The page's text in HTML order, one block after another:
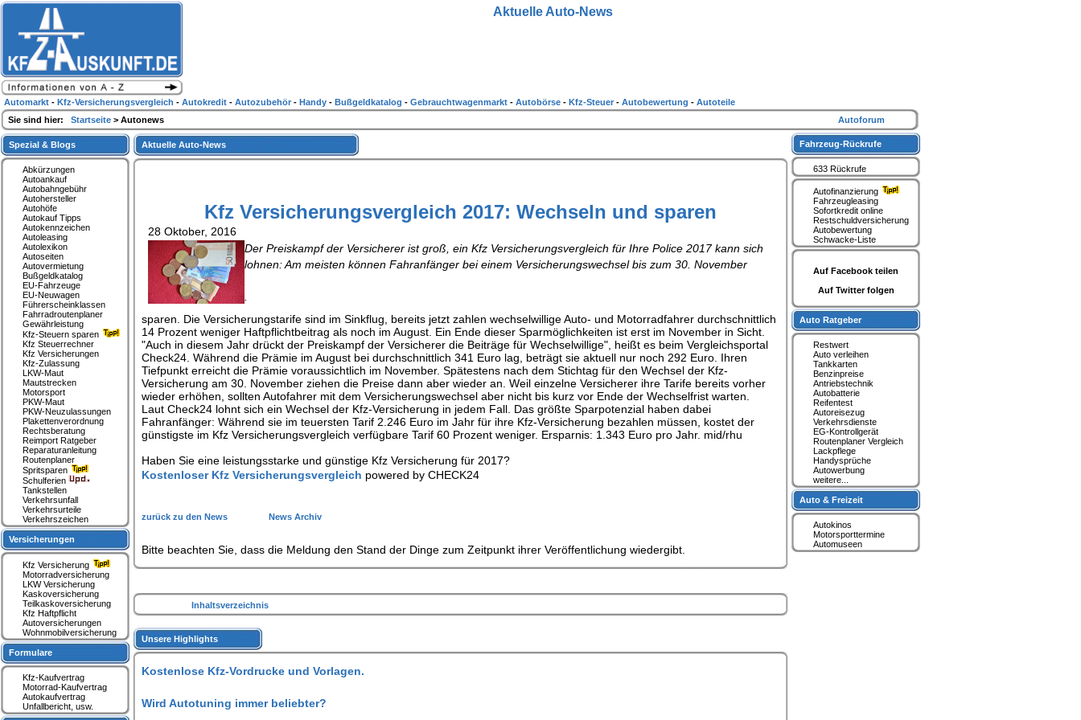
Aktuelle Auto-News
Kfz Versicherungsvergleich 2017: Wechseln und sparen
28 Oktober, 2016
Der Preiskampf der Versicherer ist groß, ein Kfz Versicherungsvergleich für Ihre Police 2017 kann sich
lohnen: Am meisten können Fahranfänger bei einem Versicherungswechsel bis zum 30. November
sparen. Die Versicherungstarife sind im Sinkflug, bereits jetzt zahlen wechselwillige Auto- und Motorradfahrer durchschnittlich
14 Prozent weniger Haftpflichtbeitrag als noch im August. Ein Ende dieser Sparmöglichkeiten ist erst im November in Sicht.
"Auch in diesem Jahr drückt der Preiskampf der Versicherer die Beiträge für Wechselwillige", heißt es beim Vergleichsportal
Check24. Während die Prämie im August bei durchschnittlich 341 Euro lag, beträgt sie aktuell nur noch 292 Euro. Ihren
Tiefpunkt erreicht die Prämie voraussichtlich im November. Spätestens nach dem Stichtag für den Wechsel der Kfz-
Versicherung am 30. November ziehen die Preise dann aber wieder an. Weil einzelne Versicherer ihre Tarife bereits vorher
wieder erhöhen, sollten Autofahrer mit dem Versicherungswechsel aber nicht bis kurz vor Ende der Wechselfrist warten.
Laut Check24 lohnt sich ein Wechsel der Kfz-Versicherung in jedem Fall. Das größte Sparpotenzial haben dabei
Fahranfänger: Während sie im teuersten Tarif 2.246 Euro im Jahr für ihre Kfz-Versicherung bezahlen müssen, kostet der
günstigste im Kfz Versicherungsvergleich verfügbare Tarif 60 Prozent weniger. Ersparnis: 1.343 Euro pro Jahr. mid/rhu
Haben Sie eine leistungsstarke und günstige Kfz Versicherung für 2017?
Kostenloser Kfz Versicherungsvergleich powered by CHECK24
zurück zu den News News Archiv
Bitte beachten Sie, dass die Meldung den Stand der Dinge zum Zeitpunkt ihrer Veröffentlichung wiedergibt.
Inhaltsverzeichnis
Unsere Highlights
Kostenlose Kfz-Vordrucke und Vorlagen.
Wird Autotuning immer beliebter?
Spezial & Blogs
Abkürzungen
Autoankauf
Autobahngebühr
Autohersteller
Autohöfe
Autokauf Tipps
Autokennzeichen
Autoleasing
Autolexikon
Autoseiten
Autovermietung
Bußgeldkatalog
EU-Fahrzeuge
EU-Neuwagen
Führerscheinklassen
Fahrradroutenplaner
Gewährleistung
Kfz-Steuern sparen
Kfz Steuerrechner
Kfz Versicherungen
Kfz-Zulassung
LKW-Maut
Mautstrecken
Motorsport
PKW-Maut
PKW-Neuzulassungen
Plakettenverordnung
Rechtsberatung
Reimport Ratgeber
Reparaturanleitung
Routenplaner
Spritsparen
Schulferien
Tankstellen
Verkehrsunfall
Verkehrsurteile
Verkehrszeichen
Versicherungen
Kfz Versicherung
Motorradversicherung
LKW Versicherung
Kaskoversicherung
Teilkaskoversicherung
Kfz Haftpflicht
Autoversicherungen
Wohnmobilversicherung
Formulare
Kfz-Kaufvertrag
Motorrad-Kaufvertrag
Autokaufvertrag
Unfallbericht, usw.
Fahrzeug-Rückrufe
633 Rückrufe
Autofinanzierung
Fahrzeugleasing
Sofortkredit online
Restschuldversicherung
Autobewertung
Schwacke-Liste
Auf Facebook teilen
Auf Twitter folgen
Auto Ratgeber
Restwert
Auto verleihen
Tankkarten
Benzinpreise
Antriebstechnik
Autobatterie
Reifentest
Autoreisezug
Verkehrsdienste
EG-Kontrollgerät
Routenplaner Vergleich
Lackpflege
Handysprüche
Autowerbung
weitere...
Auto & Freizeit
Autokinos
Motorsporttermine
Automuseen
Aktuelle Auto-News
Automarkt - Kfz-Versicherungsvergleich - Autokredit - Autozubehör - Handy - Bußgeldkatalog - Gebrauchtwagenmarkt - Autobörse - Kfz-Steuer - Autobewertung - Autoteile
Sie sind hier: Startseite > Autonews Autoforum